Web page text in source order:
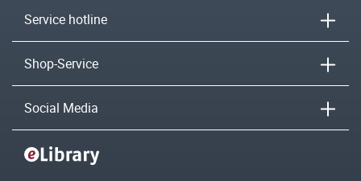
Service hotline
Shop-Service
Social Media